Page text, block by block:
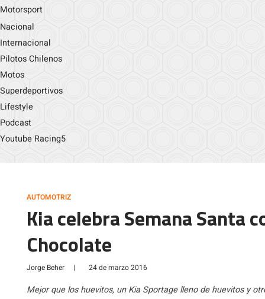
Motorsport
Nacional
Internacional
Pilotos Chilenos
Motos
Superdeportivos
Lifestyle
Podcast
Youtube Racing5
AUTOMOTRIZ
Kia celebra Semana Santa
Chocolate
Jorge Beher | 24 de marzo 2016
Mejor que los huevitos, un Kia Sportage lleno de huevitos y